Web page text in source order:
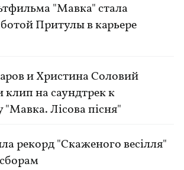
"Мавка" стала
Притулы в карьере
и Христина Соловий
клип на саундтрек к
Лісова пісня"
рекорд "Скаженого весілля"